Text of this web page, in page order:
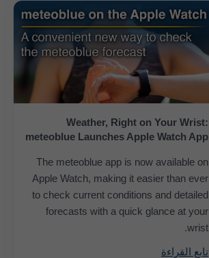
Weather, Right on Your Wrist:
meteoblue Launches Apple Watch App
The meteoblue app is now available on
Apple Watch, making it easier than ever
to check current conditions and detailed
forecasts with a quick glance at your
wrist.
تابع القراءة